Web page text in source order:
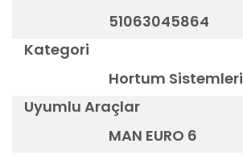
51063045864
Kategori
Hortum Sistemleri
Uyumlu Araçlar
MAN EURO 6